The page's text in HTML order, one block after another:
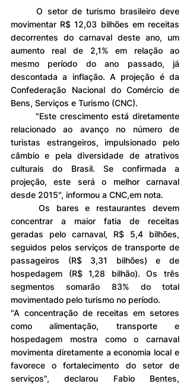
	O setor de turismo brasileiro deve
movimentar R$ 12,03 bilhões em receitas
decorrentes do carnaval deste ano, um
aumento real de 2,1% em relação ao
mesmo período do ano passado, já
descontada a inflação. A projeção é da
Confederação Nacional do Comércio de
Bens, Serviços e Turismo (CNC).
relacionado ao avanço no número de
turistas estrangeiros, impulsionado pelo
câmbio e pela diversidade de atrativos
culturais do Brasil. Se confirmada a
projeção, este será o melhor carnaval
desde 2015", informou a CNC,em nota.
concentrar a maior fatia de receitas
geradas pelo carnaval, R$ 5,4 bilhões,
seguidos pelos serviços de transporte de
passageiros (R$ 3,31 bilhões) e de
hospedagem (R$ 1,28 bilhão). Os três
segmentos somarão 83% do total
movimentado pelo turismo no período.
"A concentração de receitas em setores
como alimentação, transporte e
hospedagem mostra como o carnaval
movimenta diretamente a economia local e
favorece o fortalecimento do setor de
serviços", declarou Fabio Bentes,